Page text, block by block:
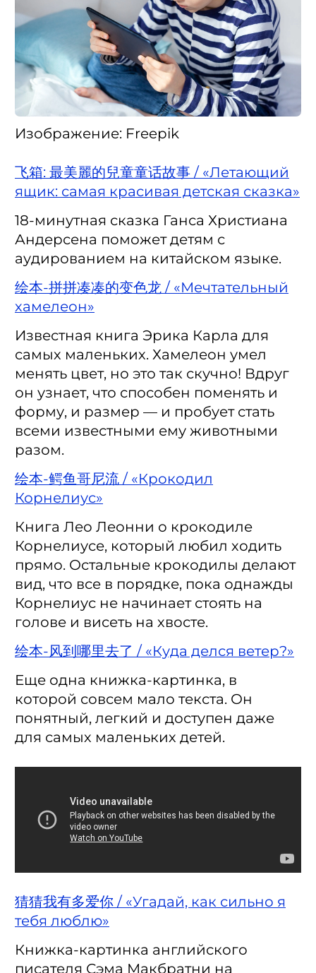
Изображение: Freepik
飞箱: 最美麗的兒童童话故事 / «Летающий
ящик: самая красивая детская сказка»
18-минутная сказка Ганса Христиана
Андерсена поможет детям с
аудированием на китайском языке.
绘本-拼拼凑凑的变色龙 / «Мечтательный
хамелеон»
Известная книга Эрика Карла для
самых маленьких. Хамелеон умел
менять цвет, но это так скучно! Вдруг
он узнает, что способен поменять и
форму, и размер — и пробует стать
всеми известными ему животными
разом.
绘本-鳄鱼哥尼流 / «Крокодил
Корнелиус»
Книга Лео Леонни о крокодиле
Корнелиусе, который любил ходить
прямо. Остальные крокодилы делают
вид, что все в порядке, пока однажды
Корнелиус не начинает стоять на
голове и висеть на хвосте.
绘本-风到哪里去了 / «Куда делся ветер?»
Еще одна книжка-картинка, в
которой совсем мало текста. Он
понятный, легкий и доступен даже
для самых маленьких детей.
猜猜我有多爱你 / «Угадай, как сильно я
тебя люблю»
Книжка-картинка английского
писателя Сэма Макбратни на